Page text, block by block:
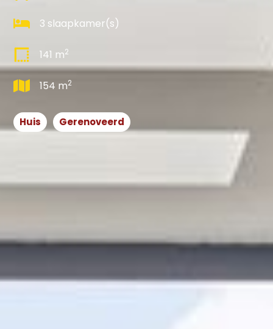
3 slaapkamer(s)
141 m2
154 m2
Huis Gerenoveerd